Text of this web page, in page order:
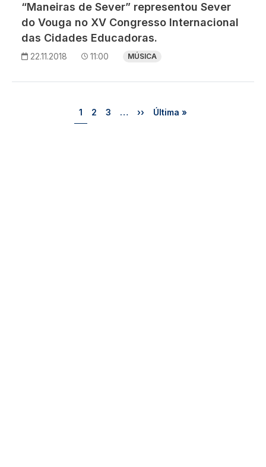
“Maneiras de Sever” representou Sever
do Vouga no XV Congresso Internacional
das Cidades Educadoras.
22.11.2018 11:00 MÚSICA
Página
1 Página
2 Página
3 … Próxima página
›› Última página
Última »